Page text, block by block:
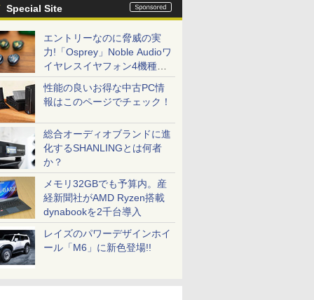
Special Site
エントリーなのに脅威の実
力!「Osprey」Noble Audioワ
イヤレスイヤフォン4機種を
一気に聴く
性能の良いお得な中古PC情
報はこのページでチェック！
総合オーディオブランドに進
化するSHANLINGとは何者
か？
メモリ32GBでも予算内。産
経新聞社がAMD Ryzen搭載
dynabookを2千台導入
レイズのパワーデザインホイ
ール「M6」に新色登場!!